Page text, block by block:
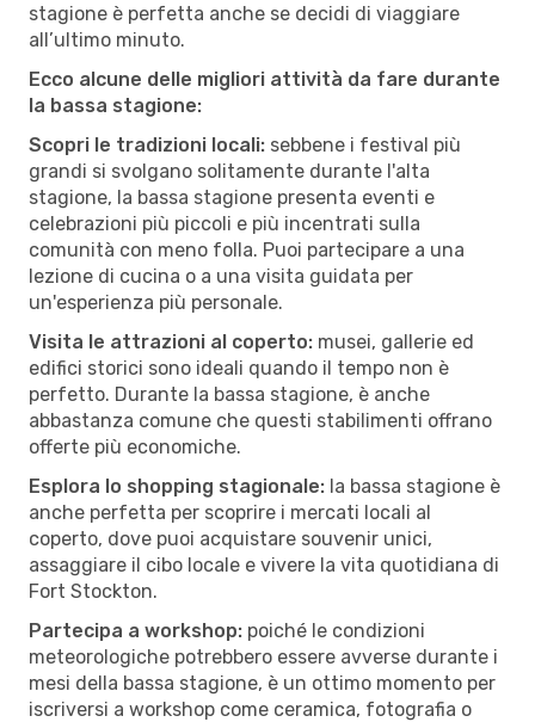
stagione è perfetta anche se decidi di viaggiare
all’ultimo minuto.
Ecco alcune delle migliori attività da fare durante
la bassa stagione:
Scopri le tradizioni locali: sebbene i festival più
grandi si svolgano solitamente durante l'alta
stagione, la bassa stagione presenta eventi e
celebrazioni più piccoli e più incentrati sulla
comunità con meno folla. Puoi partecipare a una
lezione di cucina o a una visita guidata per
un'esperienza più personale.
Visita le attrazioni al coperto: musei, gallerie ed
edifici storici sono ideali quando il tempo non è
perfetto. Durante la bassa stagione, è anche
abbastanza comune che questi stabilimenti offrano
offerte più economiche.
Esplora lo shopping stagionale: la bassa stagione è
anche perfetta per scoprire i mercati locali al
coperto, dove puoi acquistare souvenir unici,
assaggiare il cibo locale e vivere la vita quotidiana di
Fort Stockton.
Partecipa a workshop: poiché le condizioni
meteorologiche potrebbero essere avverse durante i
mesi della bassa stagione, è un ottimo momento per
iscriversi a workshop come ceramica, fotografia o